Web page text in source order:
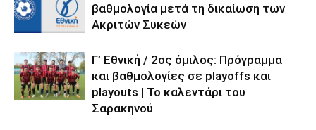
βαθμολογία μετά τη δικαίωση των
Ακριτών Συκεών
Γ’ Εθνική / 2ος όμιλος: Πρόγραμμα
και βαθμολογίες σε playoffs και
playouts | To καλεντάρι του
Σαρακηνού